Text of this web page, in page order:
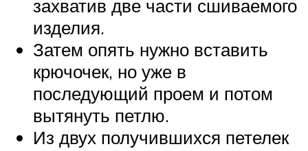
захватив две части сшиваемого
изделия.
Затем опять нужно вставить
крючочек, но уже в
последующий проем и потом
вытянуть петлю.
Из двух получившихся петелек